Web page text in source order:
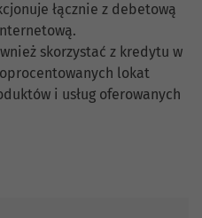
łącznie z debetową
skorzystać z kredytu w
lokat
i usług oferowanych